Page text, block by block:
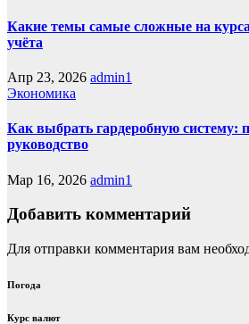
Какие темы самые сложные на
учёта
Апр 23, 2026 admin1
Экономика
Как выбрать гардеробную систему:
руководство
Мар 16, 2026 admin1
Добавить комментарий
Для отправки комментария вам
Погода
Курс валют